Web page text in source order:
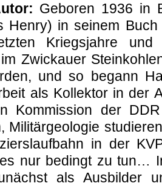
Geboren 1936 in
Henry) in seinem Buch
Kriegsjahre
Zwickauer
und so begann
als Kollektor in der
Kommission der
Militärgeologie
in der
nur bedingt zu tun…
als Ausbilder